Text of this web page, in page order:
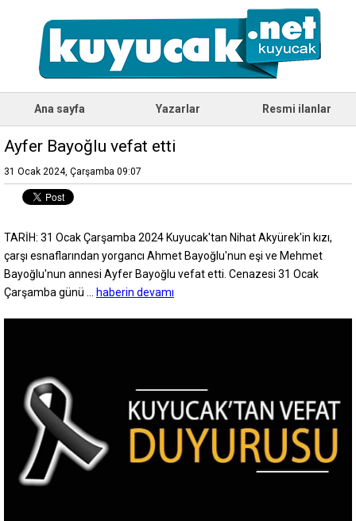
Ana sayfa Yazarlar Resmi ilanlar
Ayfer Bayoğlu vefat etti
31 Ocak 2024, Çarşamba 09:07
TARİH: 31 Ocak Çarşamba 2024 Kuyucak'tan Nihat Akyürek'in kızı,
çarşı esnaflarından yorgancı Ahmet Bayoğlu'nun eşi ve Mehmet
Bayoğlu'nun annesi Ayfer Bayoğlu vefat etti. Cenazesi 31 Ocak
Çarşamba günü ...
haberin devamı